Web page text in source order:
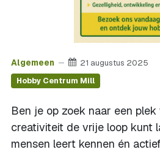
Algemeen 21 augustus 2025
Hobby Centrum Mill
Ben je op zoek naar een
creativiteit de vrije loop kunt
mensen leert kennen én